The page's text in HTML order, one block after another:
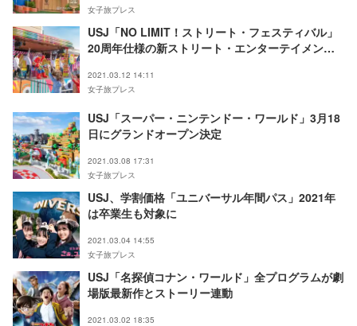
女子旅プレス
USJ「NO LIMIT！ストリート・フェスティバル」
20周年仕様の新ストリート・エンターテイメント
2021.03.12 14:11
女子旅プレス
USJ「スーパー・ニンテンドー・ワールド」3月18
日にグランドオープン決定
2021.03.08 17:31
女子旅プレス
USJ、学割価格「ユニバーサル年間パス」2021年
は卒業生も対象に
2021.03.04 14:55
女子旅プレス
USJ「名探偵コナン・ワールド」全プログラムが劇
場版最新作とストーリー連動
2021.03.02 18:35